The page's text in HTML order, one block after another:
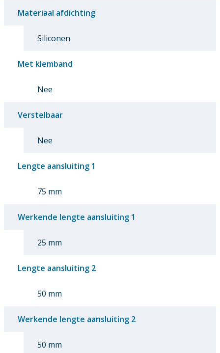
Materiaal afdichting
Siliconen
Met klemband
Nee
Verstelbaar
Nee
Lengte aansluiting 1
75 mm
Werkende lengte aansluiting 1
25 mm
Lengte aansluiting 2
50 mm
Werkende lengte aansluiting 2
50 mm